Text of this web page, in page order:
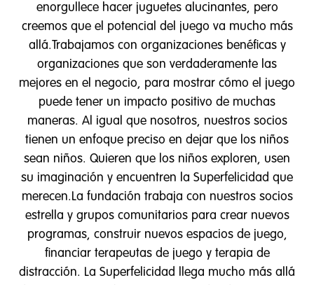
enorgullece hacer juguetes alucinantes, pero
creemos que el potencial del juego va mucho más
allá.Trabajamos con organizaciones benéficas y
organizaciones que son verdaderamente las
mejores en el negocio, para mostrar cómo el juego
puede tener un impacto positivo de muchas
maneras. Al igual que nosotros, nuestros socios
tienen un enfoque preciso en dejar que los niños
sean niños. Quieren que los niños exploren, usen
su imaginación y encuentren la Superfelicidad que
merecen.La fundación trabaja con nuestros socios
estrella y grupos comunitarios para crear nuevos
programas, construir nuevos espacios de juego,
financiar terapeutas de juego y terapia de
distracción. La Superfelicidad llega mucho más allá